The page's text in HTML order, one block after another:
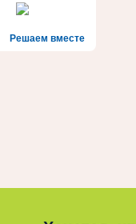
Решаем вместе